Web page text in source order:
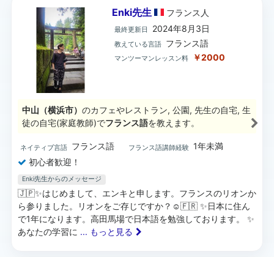
Enki先生 フランス 人
最終更新日 2024年8月3日
教えている言語 フランス語
マンツーマンレッスン料 ￥2000
中山（横浜市） のカフェやレストラン, 公園, 先生の自宅, 生
徒の自宅(家庭教師)でフランス語を教えます。
ネイティブ言語 フランス語 フランス語講師経験 1年未満
初心者歓迎！
Enki先生からのメッセージ
🇯🇵✨はじめまして、エンキと申します。フランスのリオンか
ら参りました。リオンをご存じですか？☺️🇫🇷 ✨日本に住ん
で1年になります。高田馬場で日本語を勉強しております。 ✨
あなたの学習に ... もっと見る